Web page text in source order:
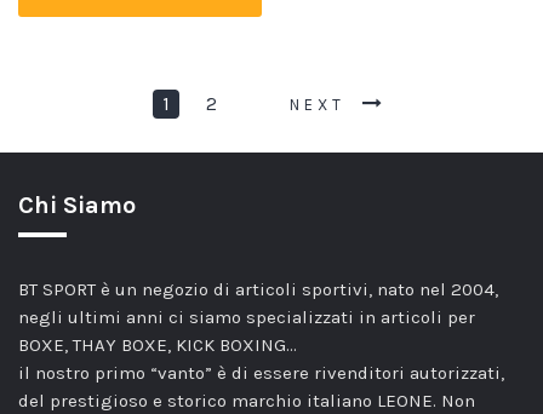
1 2 NEXT
Chi Siamo
BT SPORT è un negozio di articoli sportivi, nato nel 2004,
negli ultimi anni ci siamo specializzati in articoli per
BOXE, THAY BOXE, KICK BOXING…
il nostro primo “vanto” è di essere rivenditori autorizzati,
del prestigioso e storico marchio italiano LEONE. Non